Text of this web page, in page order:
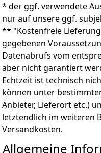
* der ggf. verwendete
nur auf unsere ggf.
** "Kostenfreie
gegebenen
Datenabrufs vom
aber nicht garantiert
Echtzeit ist technisch
können unter
Anbieter, Lieferort etc.)
letztendlich im weiteren
Versandkosten.
Allgemeine